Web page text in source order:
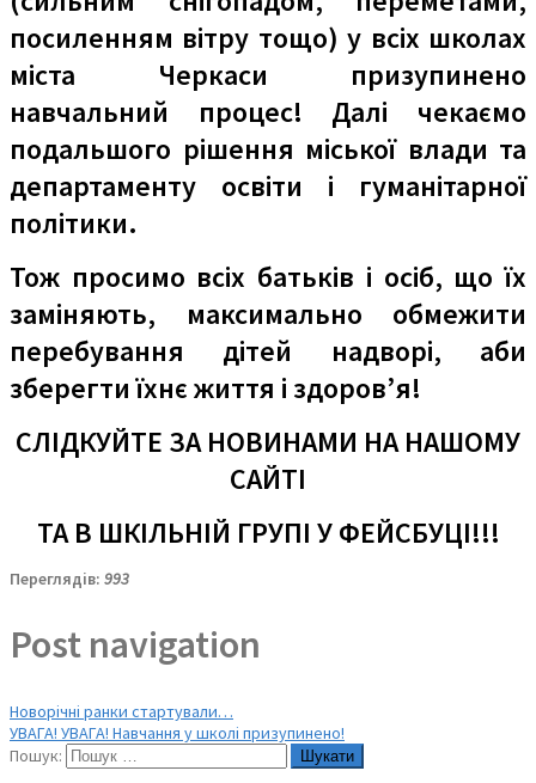
посиленням вітру тощо) у всіх школах
міста Черкаси призупинено
навчальний процес! Далі чекаємо
подальшого рішення міської влади та
департаменту освіти і гуманітарної
політики.
Тож просимо всіх батьків і осіб, що їх
заміняють, максимально обмежити
перебування дітей надворі, аби
зберегти їхнє життя і здоров’я!
СЛІДКУЙТЕ ЗА НОВИНАМИ НА НАШОМУ
САЙТІ
ТА В ШКІЛЬНІЙ ГРУПІ У ФЕЙСБУЦІ!!!
Переглядів: 993
Post navigation
Новорічні ранки стартували…
УВАГА! УВАГА! Навчання у школі призупинено!
Пошук: